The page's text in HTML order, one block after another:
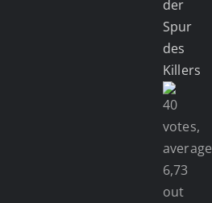
der
Spur
des
Killers